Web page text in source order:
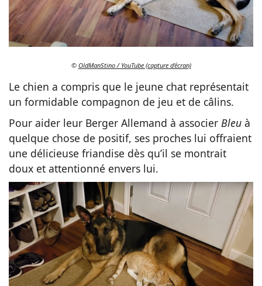
© OldManStino / YouTube (capture d'écran)
Le chien a compris que le jeune chat représentait
un formidable compagnon de jeu et de câlins.
Pour aider leur Berger Allemand à associer Bleu à
quelque chose de positif, ses proches lui offraient
une délicieuse friandise dès qu’il se montrait
doux et attentionné envers lui.